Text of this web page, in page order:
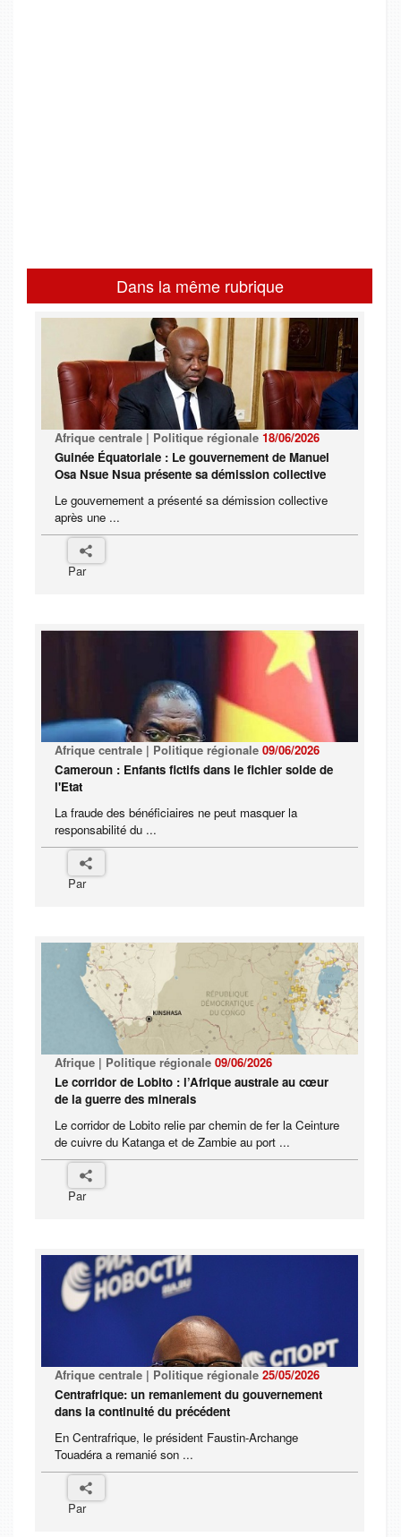
Dans la même rubrique
Afrique centrale | Politique régionale 18/06/2026
Guinée Équatoriale : Le gouvernement de Manuel
Osa Nsue Nsua présente sa démission collective
Le gouvernement a présenté sa démission collective
après une ...
Par
Afrique centrale | Politique régionale 09/06/2026
Cameroun : Enfants fictifs dans le fichier solde de
l'Etat
La fraude des bénéficiaires ne peut masquer la
responsabilité du ...
Par
Afrique | Politique régionale 09/06/2026
Le corridor de Lobito : l’Afrique australe au cœur
de la guerre des minerais
Le corridor de Lobito relie par chemin de fer la Ceinture
de cuivre du Katanga et de Zambie au port ...
Par
Afrique centrale | Politique régionale 25/05/2026
Centrafrique: un remaniement du gouvernement
dans la continuité du précédent
En Centrafrique, le président Faustin-Archange
Touadéra a remanié son ...
Par